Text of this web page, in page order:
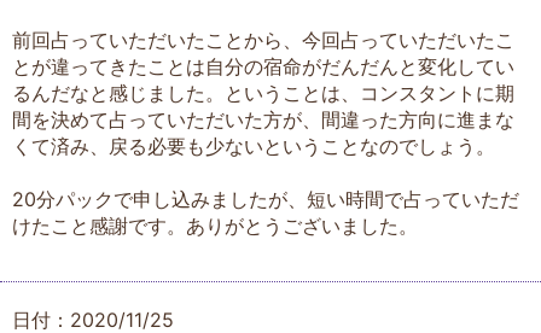
前回占っていただいたことから、今回占っていただいたこ
とが違ってきたことは自分の宿命がだんだんと変化してい
るんだなと感じました。ということは、コンスタントに期
間を決めて占っていただいた方が、間違った方向に進まな
くて済み、戻る必要も少ないということなのでしょう。
20分パックで申し込みましたが、短い時間で占っていただ
けたこと感謝です。ありがとうございました。
日付：2020/11/25